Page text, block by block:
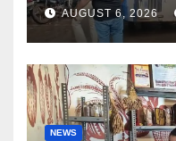
AUGUST 6, 2026
NEWS